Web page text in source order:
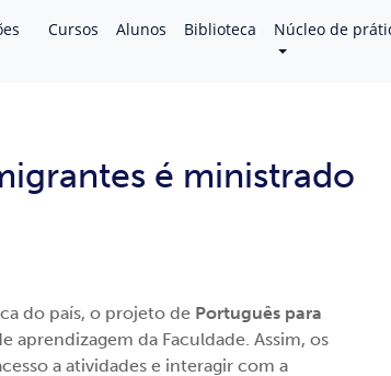
Cursos Alunos Biblioteca Núcleo de
é ministrado
do país, o projeto de Português para
aprendizagem da Faculdade. Assim, os
a atividades e interagir com a